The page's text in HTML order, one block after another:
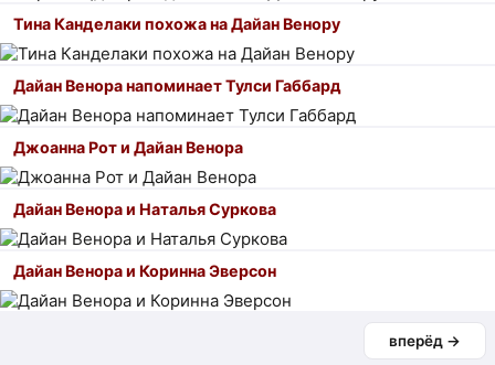
Тина Канделаки похожа на Дайан Венору
Дайан Венора напоминает Тулси Габбард
Джоанна Рот и Дайан Венора
Дайан Венора и Наталья Суркова
Дайан Венора и Коринна Эверсон
вперёд →